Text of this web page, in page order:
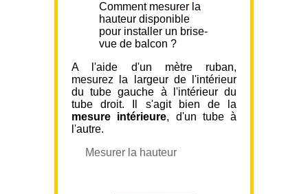
Comment mesurer la
hauteur disponible
pour installer un brise-
vue de balcon ?
A l'aide d'un mètre ruban,
mesurez la largeur de l'intérieur
du tube gauche à l'intérieur du
tube droit. Il s'agit bien de la
mesure intérieure, d'un tube à
l'autre.
Mesurer la hauteur